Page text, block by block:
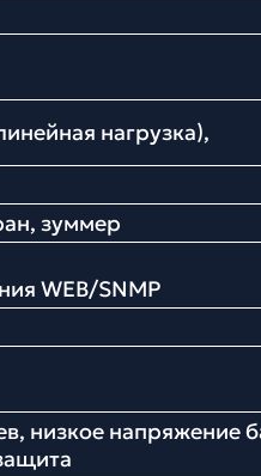
нагрузка),
зуммер
WEB/SNMP
низкое напряжение